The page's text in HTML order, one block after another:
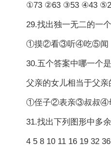
①73 ②63 ③53 ④43
29.找出独一无二的一
①摸②看③听④吃⑤闻
30.五个答案中哪一个
父亲的女儿相当于父亲
①侄子②表亲③叔叔④
31.找出下列图形中多
4 5 8 10 11 16 19 32 36